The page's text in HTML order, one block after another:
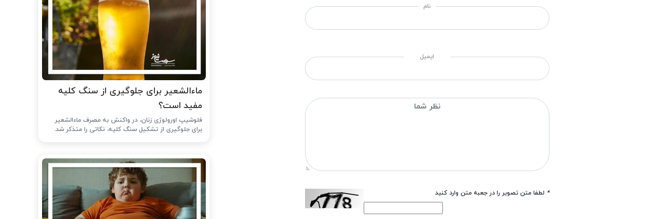
نام
ایمیل
* لطفا متن تصویر را در جعبه متن وارد کنید
ماءالشعیر برای جلوگیری از سنگ کلیه
مفید است؟
فلوشیپ اورولوژی زنان، در واکنش به مصرف ماءالشعیر
برای جلوگیری از تشکیل سنگ کلیه، نکاتی را متذکر شد.